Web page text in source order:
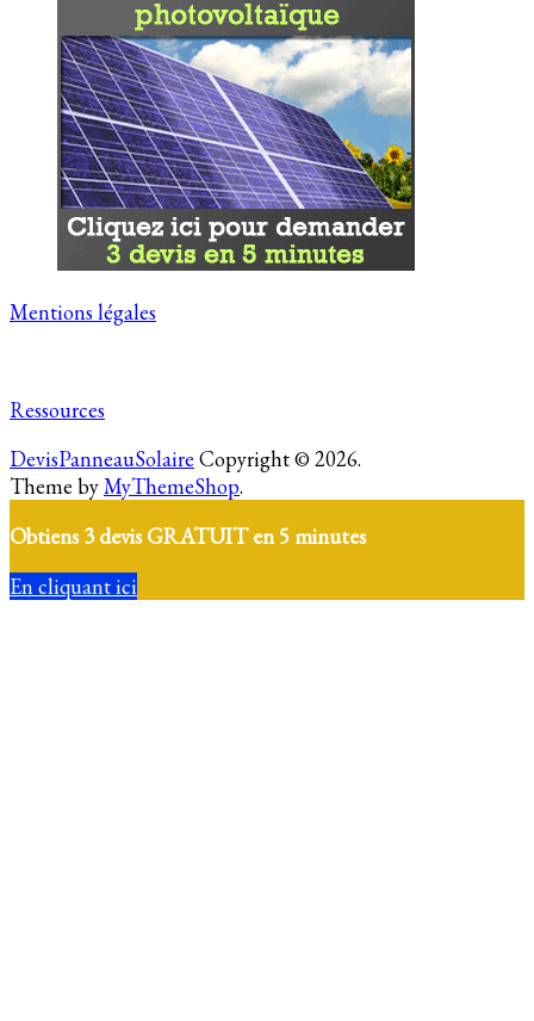
Mentions légales
Ressources
DevisPanneauSolaire Copyright © 2026.
Theme byMyThemeShop.
Obtiens 3 devis GRATUIT en 5 minutes
En cliquant ici